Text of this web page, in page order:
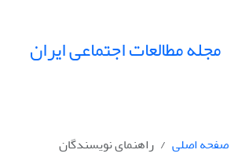
مجله مطالعات اجتماعی ایران
صفحه اصلی راهنمای نویسندگان